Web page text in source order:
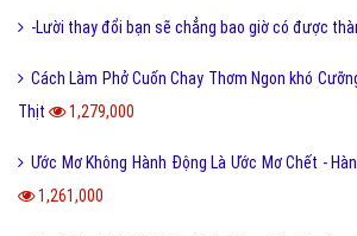
-Lười thay đổi bạn sẽ chẳng bao giờ có được
Cách Làm Phở Cuốn Chay Thơm Ngon khó
Thịt
1,279,000
Ước Mơ Không Hành Động Là Ước Mơ Chết -
1,261,000